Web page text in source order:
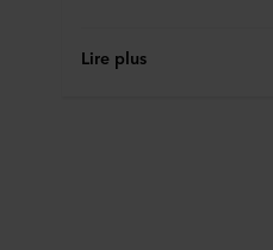
Lire plus